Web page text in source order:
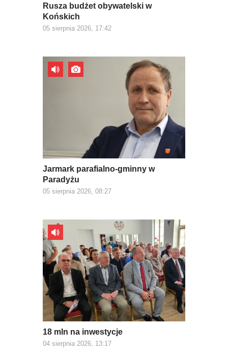
Rusza budżet obywatelski w
Końskich
05 sierpnia 2026, 17:42
Jarmark parafialno-gminny w
Paradyżu
05 sierpnia 2026, 08:27
18 mln na inwestycje
04 sierpnia 2026, 13:17